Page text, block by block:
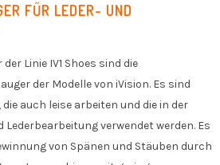
FŰR LEDER- UND
Linie IV1 Shoes sind die
der Modelle von iVision. Es sind
auch leise arbeiten und die in der
Lederbearbeitung verwendet werden. Es
von Spänen und Stäuben durch